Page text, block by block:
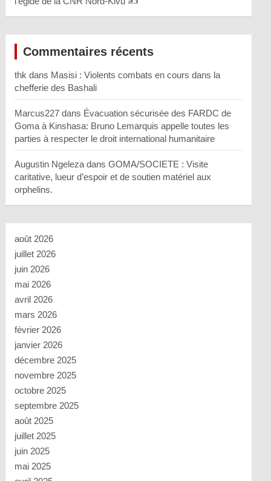
Commentaires récents
thk dans Masisi : Violents combats en cours dans la
chefferie des Bashali
Marcus227 dans Évacuation sécurisée des FARDC de
Goma à Kinshasa: Bruno Lemarquis appelle toutes les
parties à respecter le droit international humanitaire
Augustin Ngeleza dansGOMA/SOCIETE : Visite
caritative, lueur d’espoir et de soutien matériel aux
orphelins.
août 2026
juillet 2026
juin 2026
mai 2026
avril 2026
mars 2026
février 2026
janvier 2026
décembre 2025
novembre 2025
octobre 2025
septembre 2025
août 2025
juillet 2025
juin 2025
mai 2025